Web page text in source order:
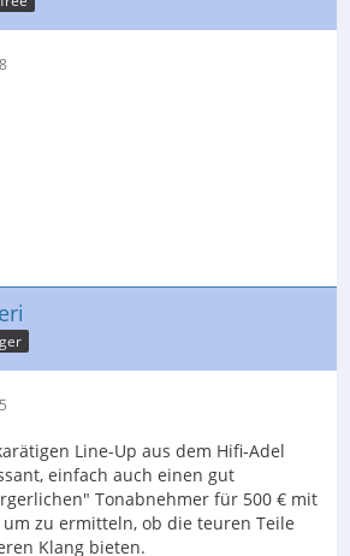
Line-Up aus dem Hifi-Adel
einfach auch einen gut
Tonabnehmer für 500 € mit
zu ermitteln, ob die teuren Teile
Klang bieten.